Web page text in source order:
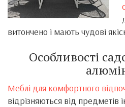
витончено і мають чудові
Особливості
Меблі для комфортного
відрізняються від предметів